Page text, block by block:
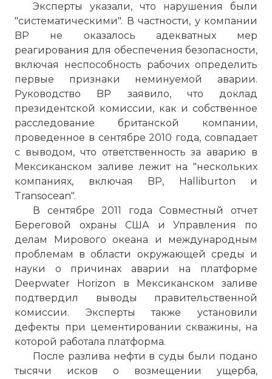
Эксперты указали, что нарушения были
"систематическими". В частности, у компании
BP не оказалось адекватных мер
реагирования для обеспечения безопасности,
включая неспособность рабочих определить
первые признаки неминуемой аварии.
Руководство BP заявило, что доклад
президентской комиссии, как и собственное
расследование британской компании,
проведенное в сентябре 2010 года, совпадает
с выводом, что ответственность за аварию в
Мексиканском заливе лежит на "нескольких
компаниях, включая BP, Halliburton и
Transocean".
В сентябре 2011 года Совместный отчет
Береговой охраны США и Управления по
делам Мирового океана и международным
проблемам в области окружающей среды и
науки о причинах аварии на платформе
Deepwater Horizon в Мексиканском заливе
подтвердил выводы правительственной
комиссии. Эксперты также установили
дефекты при цементировании скважины, на
которой работала платформа.
После разлива нефти в суды были подано
тысячи исков о возмещении ущерба,
Нефтяное пятно движется к дельте
Миссисипи.
Фото статьи: